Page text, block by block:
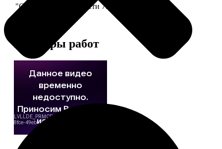
"Сердце" 20х20 74 части 790
Примеры работ